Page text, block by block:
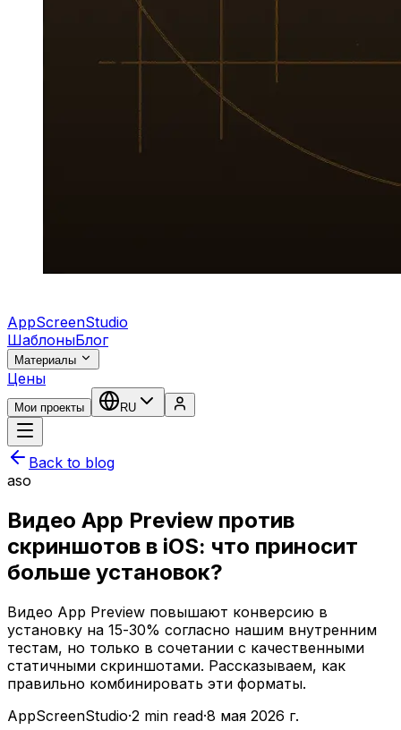
AppScreenStudio
ШаблоныБлог
Материалы
Цены
Мои проекты RU
Back to blog
aso
Видео App Preview против
скриншотов в iOS: что приносит
больше установок?
Видео App Preview повышают конверсию в
установку на 15-30% согласно нашим внутренним
тестам, но только в сочетании с качественными
статичными скриншотами. Рассказываем, как
правильно комбинировать эти форматы.
AppScreenStudio·2 min read·8 мая 2026 г.